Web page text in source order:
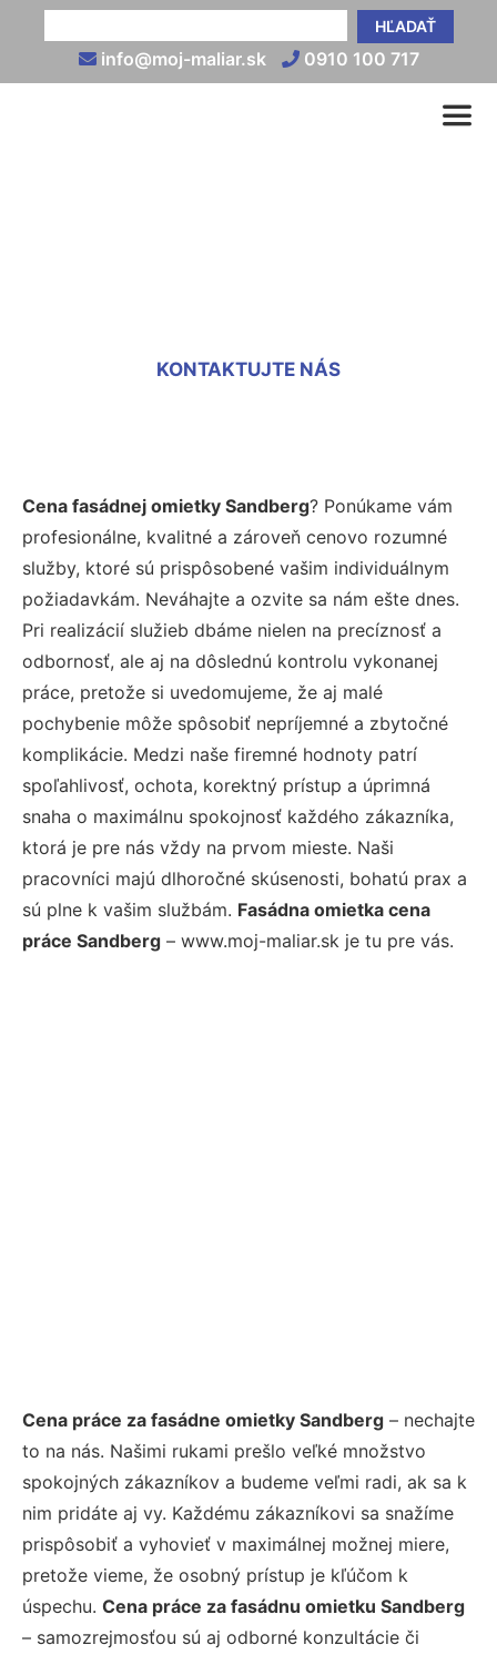
HĽADAŤ
info@moj-maliar.sk 0910 100 717
KONTAKTUJTE NÁS
Cena fasádnej omietky Sandberg? Ponúkame vám
profesionálne, kvalitné a zároveň cenovo rozumné
služby, ktoré sú prispôsobené vašim individuálnym
požiadavkám. Neváhajte a ozvite sa nám ešte dnes.
Pri realizácií služieb dbáme nielen na precíznosť a
odbornosť, ale aj na dôslednú kontrolu vykonanej
práce, pretože si uvedomujeme, že aj malé
pochybenie môže spôsobiť nepríjemné a zbytočné
komplikácie. Medzi naše firemné hodnoty patrí
spoľahlivosť, ochota, korektný prístup a úprimná
snaha o maximálnu spokojnosť každého zákazníka,
ktorá je pre nás vždy na prvom mieste. Naši
pracovníci majú dlhoročné skúsenosti, bohatú prax a
sú plne k vašim službám. Fasádna omietka cena
práce Sandberg – www.moj-maliar.sk je tu pre vás.
Cena práce za fasádne omietky Sandberg – nechajte
to na nás. Našimi rukami prešlo veľké množstvo
spokojných zákazníkov a budeme veľmi radi, ak sa k
nim pridáte aj vy. Každému zákazníkovi sa snažíme
prispôsobiť a vyhovieť v maximálnej možnej miere,
pretože vieme, že osobný prístup je kľúčom k
úspechu. Cena práce za fasádnu omietku Sandberg
– samozrejmosťou sú aj odborné konzultácie či